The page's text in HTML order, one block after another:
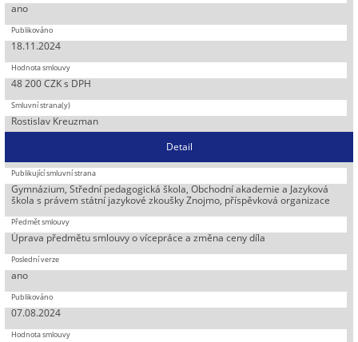
ano
18.11.2024
48 200 CZK s DPH
Rostislav Kreuzman
Detail
Gymnázium, Střední pedagogická škola, Obchodní akademie a Jazyková
škola s právem státní jazykové zkoušky Znojmo, příspěvková organizace
Úprava předmětu smlouvy o vícepráce a změna ceny díla
ano
07.08.2024